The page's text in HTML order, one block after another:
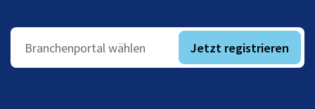
Branchenportal wählen Jetzt registrieren